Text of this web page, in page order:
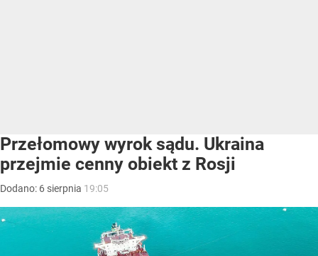
Przełomowy wyrok sądu. Ukraina
przejmie cenny obiekt z Rosji
Dodano: 6 sierpnia 19:05